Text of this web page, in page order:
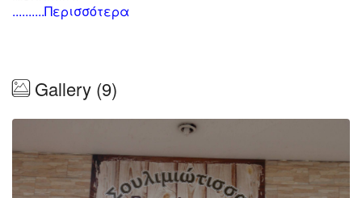
Παραδοσιακά προϊόντα ζυμαρικών
Τραχανάς ξινός, γλυκός, καυτερός με ντομάτα,
Κριθαράκι, χυλοπίτες, χυλοπίτες ολικής αλέσεως
Σπαγγέτι, πένες, βίδες, λαζάνια
..........Περισσότερα
Gallery (9)